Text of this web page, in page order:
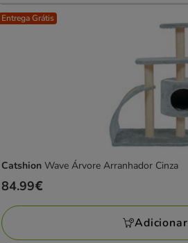
Entrega Grátis
Catshion Wave Árvore Arranhador Cinza
Preço
84.99€
84.99€
Adicionar